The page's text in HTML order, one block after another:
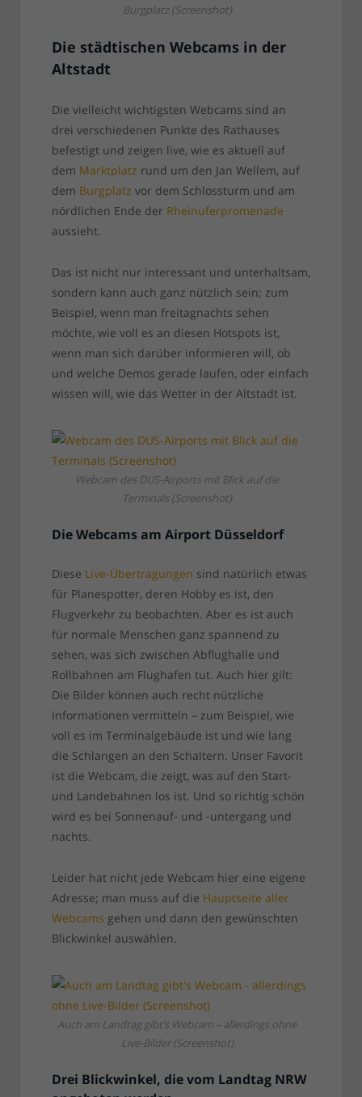
Burgplatz (Screenshot)
Die städtischen Webcams in der
Altstadt
Die vielleicht wichtigsten Webcams sind an
drei verschiedenen Punkte des Rathauses
befestigt und zeigen live, wie es aktuell auf
dem Marktplatz rund um den Jan Wellem, auf
dem Burgplatz vor dem Schlossturm und am
nördlichen Ende der Rheinuferpromenade
aussieht.
Das ist nicht nur interessant und unterhaltsam,
sondern kann auch ganz nützlich sein; zum
Beispiel, wenn man freitagnachts sehen
möchte, wie voll es an diesen Hotspots ist,
wenn man sich darüber informieren will, ob
und welche Demos gerade laufen, oder einfach
wissen will, wie das Wetter in der Altstadt ist.
Webcam des DUS-Airports mit Blick auf die
Terminals (Screenshot)
Die Webcams am Airport Düsseldorf
Diese Live-Übertragungen sind natürlich etwas
für Planespotter, deren Hobby es ist, den
Flugverkehr zu beobachten. Aber es ist auch
für normale Menschen ganz spannend zu
sehen, was sich zwischen Abflughalle und
Rollbahnen am Flughafen tut. Auch hier gilt:
Die Bilder können auch recht nützliche
Informationen vermitteln – zum Beispiel, wie
voll es im Terminalgebäude ist und wie lang
die Schlangen an den Schaltern. Unser Favorit
ist die Webcam, die zeigt, was auf den Start-
und Landebahnen los ist. Und so richtig schön
wird es bei Sonnenauf- und -untergang und
nachts.
Leider hat nicht jede Webcam hier eine eigene
Adresse; man muss auf die Hauptseite aller
Webcams gehen und dann den gewünschten
Blickwinkel auswählen.
Auch am Landtag gibt’s Webcam – allerdings ohne
Live-Bilder (Screenshot)
Drei Blickwinkel, die vom Landtag NRW